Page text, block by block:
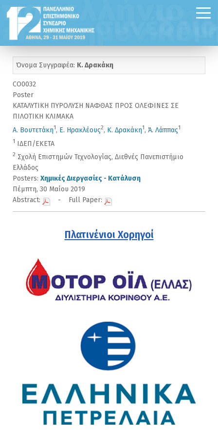
Όνομα Συγγραφέα: Κ. Δρακάκη
CO0032
Poster
ΚΑΤΑΛΥΤΙΚΗ ΠΥΡΟΛΥΣΗ ΝΑΦΘΑΣ ΠΡΟΣ ΟΛΕΦΙΝΕΣ ΣΕ
ΠΙΛΟΤΙΚΗ ΚΛΙΜΑΚΑ
Α. Βουτετάκη1, Ε. Ηρακλέους2, Κ. Δρακάκη1, Ά. Λάππας1
1 ΙΔΕΠ/ΕΚΕΤΑ
2 Σχολή Επιστημών Τεχνολογίας, Διεθνές Πανεπιστήμιο
Ελλάδος
Posters: Χημικές Διεργασίες - Κατάλυση
Πέμπτη, 30 Μαίου 2019
Abstract:
- Full Paper:
Πλατινένιοι Χορηγοί